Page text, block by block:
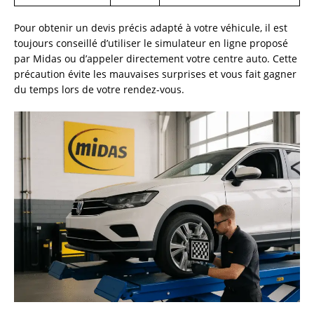
Pour obtenir un devis précis adapté à votre véhicule, il est
toujours conseillé d’utiliser le simulateur en ligne proposé
par Midas ou d’appeler directement votre centre auto. Cette
précaution évite les mauvaises surprises et vous fait gagner
du temps lors de votre rendez-vous.